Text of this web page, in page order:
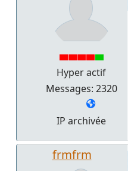
Hyper actif
Messages: 2320
IP archivée
frmfrm